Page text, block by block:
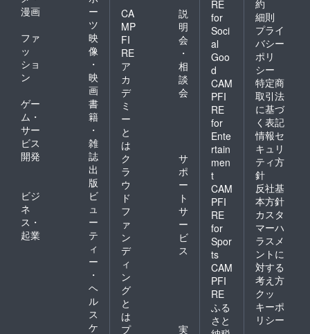
漫画
ー
ツ
ファ
ッ
ショ
ン
映
像
・
映
画
ゲー
ム・
サー
ビス
開発
書
籍
・
雑
誌
出
版
ビジ
ネ
ス・
起業
ビ
ュ
ー
テ
ィ
ー
・
ヘ
ル
ス
ケ
CA
MP
FI
RE
ア
カ
デ
ミ
ー
と
は
説
明
会
・
相
談
会
ク
ラ
ウ
ド
フ
ァ
ン
デ
ィ
ン
グ
と
は
サ
ポ
ー
ト
サ
ー
ビ
ス
プ
実
RE
for
Soci
al
Goo
d
CAM
PFI
RE
for
Ente
rtain
men
t
CAM
PFI
RE
for
Spor
ts
CAM
PFI
RE
ふる
さと
約
細則
プライ
バシー
ポリ
シー
特定商
取引法
に基づ
く表記
情報セ
キュリ
ティ方
針
反社基
本方針
カスタ
マーハ
ラスメ
ントに
対する
考え方
クッ
キーポ
リシー